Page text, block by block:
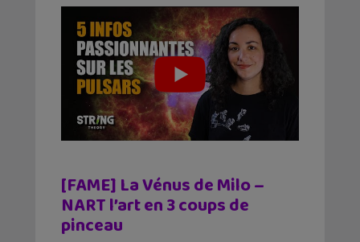
[FAME] La Vénus de Milo –
NART l’art en 3 coups de
pinceau